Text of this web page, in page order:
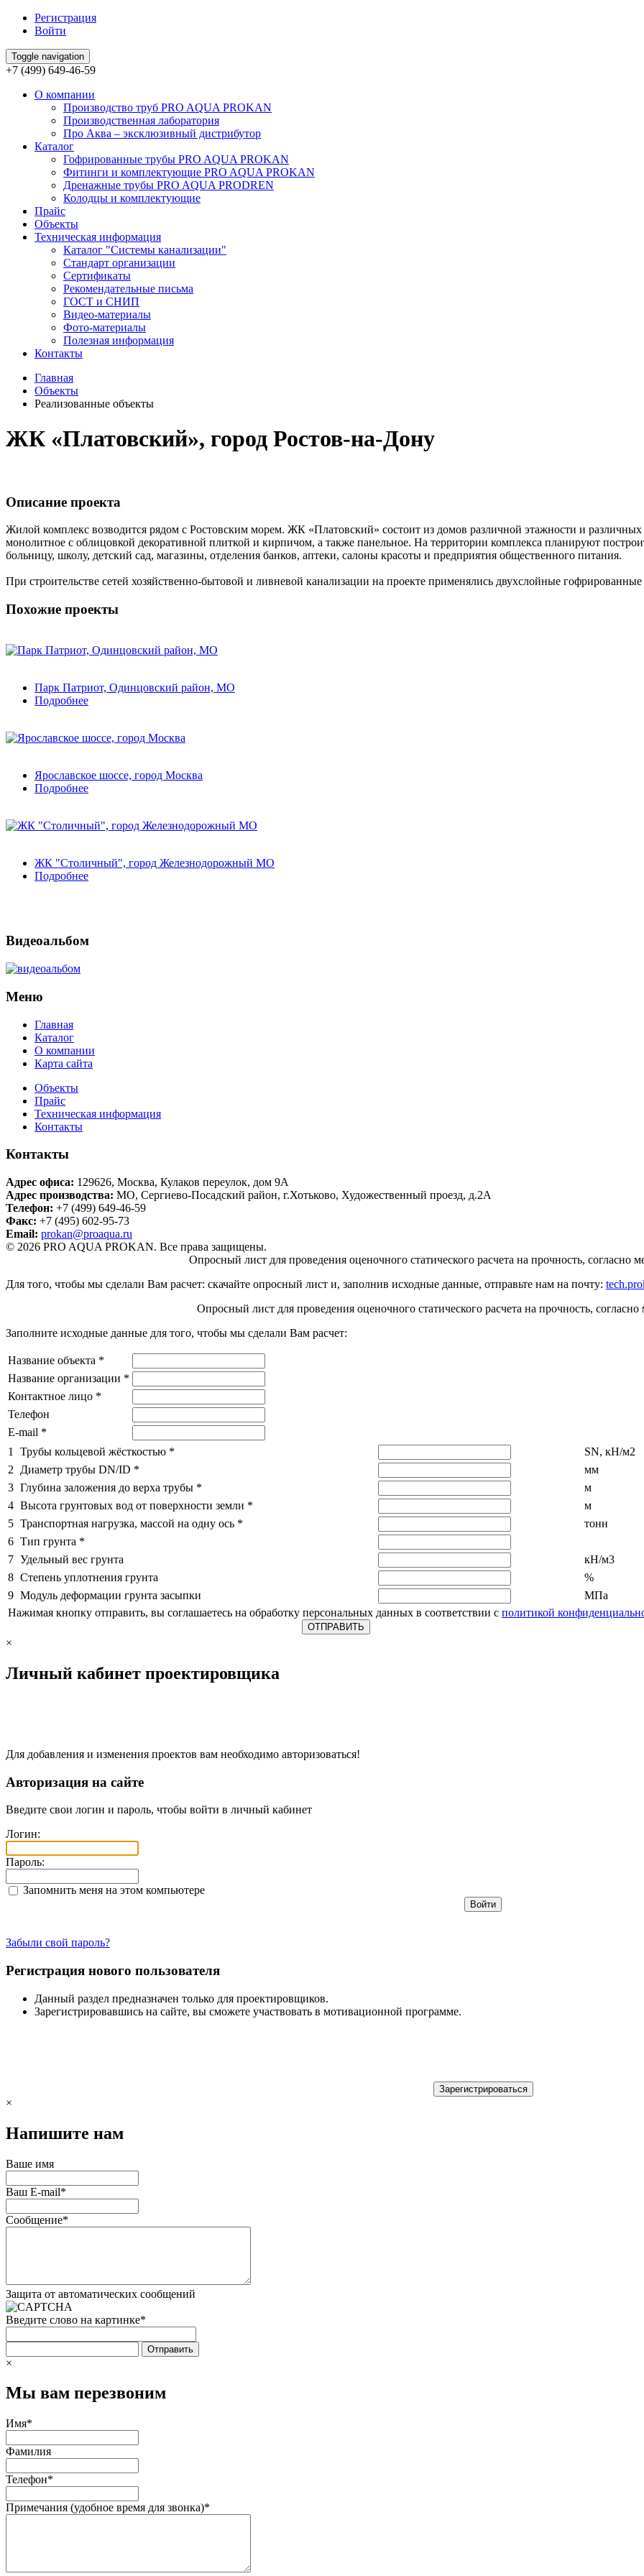
Регистрация
Войти
Toggle navigation
+7 (499) 649-46-59
О компании
Производство труб PRO AQUA PROKAN
Производственная лаборатория
Про Аква – эксклюзивный дистрибутор
Каталог
Гофрированные трубы PRO AQUA PROKAN
Фитинги и комплектующие PRO AQUA PROKAN
Дренажные трубы PRO AQUA PRODREN
Колодцы и комплектующие
Прайс
Объекты
Техническая информация
Каталог "Системы канализации"
Стандарт организации
Сертификаты
Рекомендательные письма
ГОСТ и СНИП
Видео-материалы
Фото-материалы
Полезная информация
Контакты
Главная
Объекты
Реализованные объекты
ЖК «Платовский», город Ростов-на-Дону
Описание проекта
Жилой комплекс возводится рядом с Ростовским морем. ЖК «Платовский» состоит из домов различной этажности и различных
монолитное с облицовкой декоративной плиткой и кирпичом, а также панельное. На территории комплекса планируют
больницу, школу, детский сад, магазины, отделения банков, аптеки, салоны красоты и предприятия общественного питания.
При строительстве сетей хозяйственно-бытовой и ливневой канализации на проекте применялись двухслойные
Похожие проекты
Парк Патриот, Одинцовский район, МО
Подробнее
Ярославское шоссе, город Москва
Подробнее
ЖК "Столичный", город Железнодорожный МО
Подробнее
Видеоальбом
Меню
Главная
Каталог
О компании
Карта сайта
Объекты
Прайс
Техническая информация
Контакты
Контакты
Адрес офиса: 129626, Москва, Кулаков переулок, дом 9А
Адрес производства: МО, Сергиево-Посадский район, г.Хотьково, Художественный проезд, д.2А
Телефон: +7 (499) 649-46-59
Факс: +7 (495) 602-95-73
Email: prokan@proaqua.ru
© 2026 PRO AQUA PROKAN. Все права защищены.
Опросный лист для проведения оценочного статического расчета на прочность,
Для того, чтобы мы сделали Вам расчет: скачайте опросный лист и, заполнив исходные данные, отправьте нам на почту:
Опросный лист для проведения оценочного статического расчета на прочность,
Заполните исходные данные для того, чтобы мы сделали Вам расчет:
Название объекта *
Название организации *
Контактное лицо *
Телефон
E-mail *
1
Трубы кольцевой жёсткостью *
SN, кН/м2
2
Диаметр трубы DN/ID *
мм
3 Глубина заложения до верха трубы *
м
4 Высота грунтовых вод от поверхности земли *
м
5 Транспортная нагрузка, массой на одну ось *
тонн
6 Тип грунта *
7 Удельный вес грунта
кН/м3
8 Степень уплотнения грунта
%
9 Модуль деформации грунта засыпки
МПа
Нажимая кнопку отправить, вы соглашаетесь на обработку персональных данных в соответствии с политикой
×
Личный кабинет проектировщика
Для добавления и изменения проектов вам необходимо авторизоваться!
Авторизация на сайте
Введите свои логин и пароль, чтобы войти в личный кабинет
Логин:
Пароль:
Запомнить меня на этом компьютере
Забыли свой пароль?
Регистрация нового пользователя
Данный раздел предназначен только для проектировщиков.
Зарегистрировавшись на сайте, вы сможете участвовать в мотивационной программе.
×
Напишите нам
Ваше имя
Ваш E-mail*
Сообщение*
Защита от автоматических сообщений
Введите слово на картинке*
×
Мы вам перезвоним
Имя*
Фамилия
Телефон*
Примечания (удобное время для звонка)*